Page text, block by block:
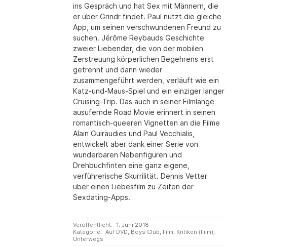
ins Gespräch und hat Sex mit Männern, die
er über Grindr findet. Paul nutzt die gleiche
App, um seinen verschwundenen Freund zu
suchen. Jérôme Reybauds Geschichte
zweier Liebender, die von der mobilen
Zerstreuung körperlichen Begehrens erst
getrennt und dann wieder
zusammengeführt werden, verläuft wie ein
Katz-und-Maus-Spiel und ein einziger langer
Cruising-Trip. Das auch in seiner Filmlänge
ausufernde Road Movie erinnert in seinen
romantisch-queeren Vignetten an die Filme
Alain Guiraudies und Paul Vecchialis,
entwickelt aber dank einer Serie von
wunderbaren Nebenfiguren und
Drehbuchfinten eine ganz eigene,
verführerische Skurrilität. Dennis Vetter
über einen Liebesfilm zu Zeiten der
Sexdating-Apps.
Veröffentlicht:
1. Juni 2018
Kategorie: Auf DVD Boys Club Film Kritiken (Film)
Unterwegs